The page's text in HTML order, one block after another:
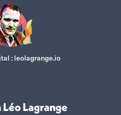
: leolagrange.io
Lagrange